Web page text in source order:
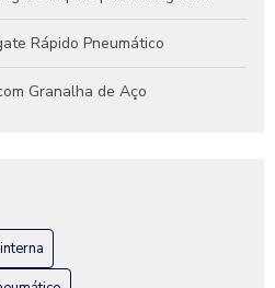
Rápido Pneumático
Granalha de Aço
Niple Ideal para Seu
Engate Rápido em Inox